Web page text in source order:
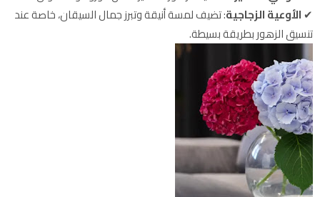
✔الأوعية الزجاجية: تضيف لمسة أنيقة وتبرز جمال السيقان، خاصة عند
تنسيق الزهور بطريقة بسيطة.